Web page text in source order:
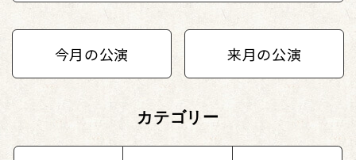
今月の公演 来月の公演
カテゴリー